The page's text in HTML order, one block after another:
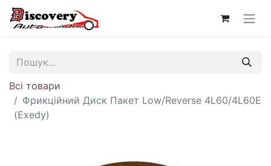
Всі товари
Фрикційний Диск Пакет Low/Reverse 4L60/4L60E
(Exedy)